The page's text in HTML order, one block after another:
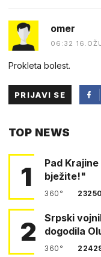
omer
06:32
Prokleta bolest.
PRIJAVI SE
TOP NEWS
1
Pad
bježite!"
360°
2
Srpski
dogodila
360°